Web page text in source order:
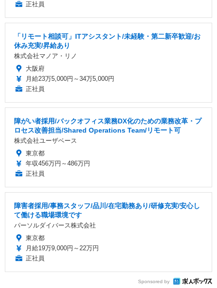
正社員
「リモート相談可」ITアシスタント/未経験・第二新卒歓迎/お
休み充実/昇給あり
株式会社マノア・リノ
大阪府
月給23万5,000円～34万5,000円
正社員
障がい者採用/バックオフィス業務DX化のための業務改革・プ
ロセス改善担当/Shared Operations Team/リモート可
株式会社ユーザベース
東京都
年収456万円～486万円
正社員
障害者採用/事務スタッフ/品川/在宅勤務あり/研修充実/安心し
て働ける職場環境です
パーソルダイバース株式会社
東京都
月給19万9,000円～22万円
正社員
Sponsored by